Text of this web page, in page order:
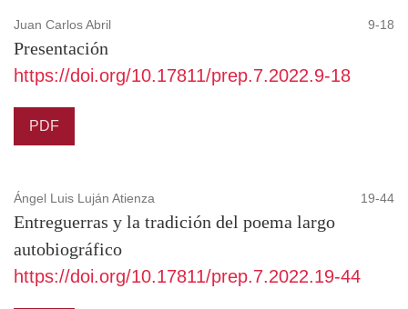
Juan Carlos Abril 9-18
Presentación
https://doi.org/10.17811/prep.7.2022.9-18
PDF
Ángel Luis Luján Atienza 19-44
Entreguerras y la tradición del poema largo
autobiográfico
https://doi.org/10.17811/prep.7.2022.19-44